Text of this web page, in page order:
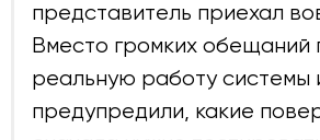
представитель приехал
Вместо громких обещаний
реальную работу системы
предупредили, какие